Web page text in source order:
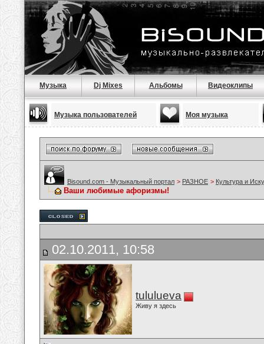
Музыка Dj Mixes Альбомы Видеоклипы
Музыка пользователей Моя музыка
Bisound.com - Музыкальный портал > РАЗНОЕ > Культура и
Ваши любимые афоризмы!
02.10.2011, 10:58
tululueva
Живу я здесь